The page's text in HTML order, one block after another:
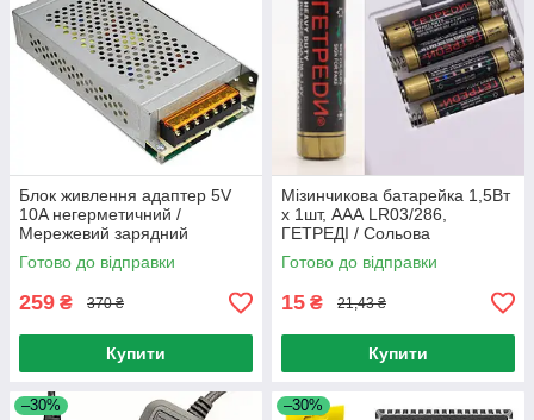
Блок живлення адаптер 5V
10A негерметичний /
Мережевий зарядний
пристрій / Імпульсний блок
живлення
Готово до відправки
259 ₴ 370 ₴
Купити
Мізинчикова батарейка 1,5Вт
х 1шт, ААА LR03/286,
ГЕТРЕДІ / Сольова
батарейка
Готово до відправки
15 ₴ 21,43 ₴
Купити
–30% –30%